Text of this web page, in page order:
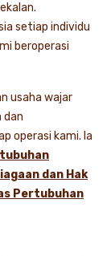
setiap individu
beroperasi
usaha wajar
dan
operasi kami. Ia
dan Hak
Pertubuhan